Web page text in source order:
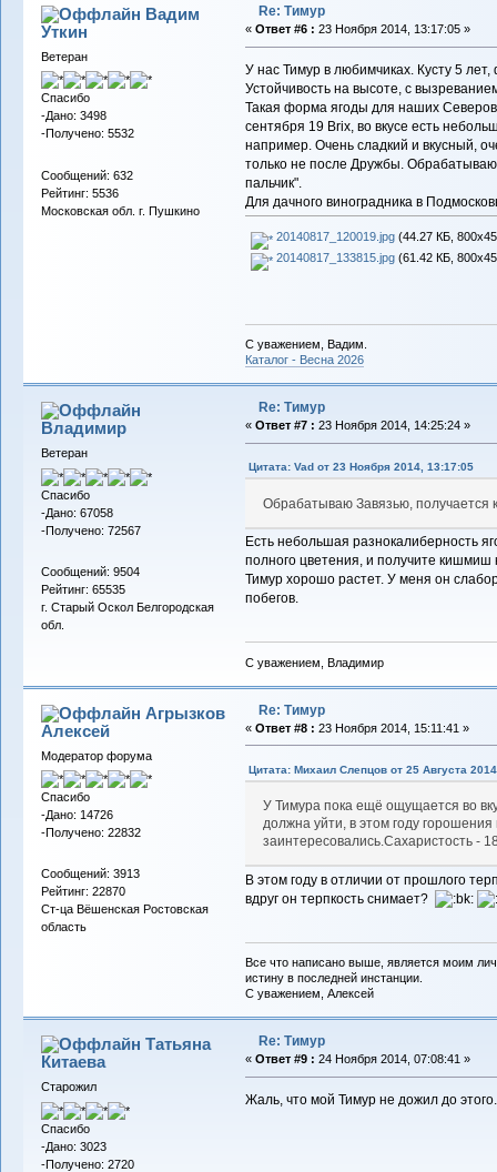
Вадим
Уткин
Ветеран
Спасибо
-Дано: 3498
-Получено: 5532
Сообщений: 632
Рейтинг: 5536
Московская обл. г. Пушкино
Re: Тимур
« Ответ #6 : 23 Ноября 2014, 13:17:05 »
У нас Тимур в любимчиках. Кусту 5
Устойчивость на высоте, с
Такая форма ягоды для наших
сентября 19 Brix, во вкусе есть
например. Очень сладкий и вкусный,
только не после Дружбы.
пальчик".
Для дачного виноградника в
20140817_120019.jpg(44.27 КБ,
20140817_133815.jpg(61.42 КБ,
С уважением, Вадим.
Каталог - Весна 2026
Владимиp
Ветеран
Спасибо
-Дано: 67058
-Получено: 72567
Сообщений: 9504
Рейтинг: 65535
г. Старый Оскол Белгородская
обл.
Re: Тимур
« Ответ #7 : 23 Ноября 2014, 14:25:24 »
Цитата: Vad от 23 Ноября 2014, 13:17:05
Обрабатываю Завязью, получается
Есть небольшая разнокалиберность
полного цветения, и получите кишмиш
Тимур хорошо растет. У меня он
побегов.
С уважением, Владимир
Агрызков
Алексей
Модератор форума
Спасибо
-Дано: 14726
-Получено: 22832
Сообщений: 3913
Рейтинг: 22870
Ст-ца Вёшенская Ростовская
область
Re: Тимур
« Ответ #8 : 23 Ноября 2014, 15:11:41 »
Цитата: Михаил Слепцов от 25 Августа
У Тимура пока ещё ощущается во
должна уйти, в этом году
заинтересовались.Сахаристость -
В этом году в отличии от прошлого
вдруг он терпкость снимает?
Все что написано выше, является моим
истину в последней инстанции.
С уважением, Алексей
Татьяна
Китаева
Старожил
Спасибо
-Дано: 3023
-Получено: 2720
Re: Тимур
« Ответ #9 : 24 Ноября 2014, 07:08:41 »
Жаль, что мой Тимур не дожил до